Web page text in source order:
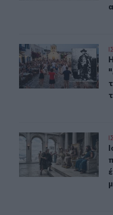
H Ιστορία της
Ιστορία της